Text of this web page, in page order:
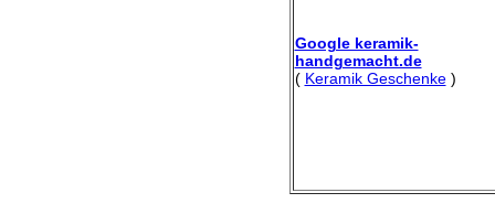
Google keramik-
handgemacht.de
( Keramik Geschenke)